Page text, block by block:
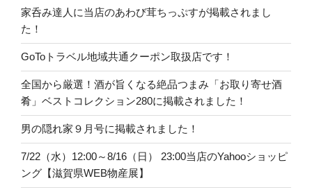
家呑み達人に当店のあわび茸ちっぷすが掲載されまし
た！
GoToトラベル地域共通クーポン取扱店です！
全国から厳選！酒が旨くなる絶品つまみ「お取り寄せ酒
肴」ベストコレクション280に掲載されました！
男の隠れ家９月号に掲載されました！
7/22（水）12:00～8/16（日） 23:00当店のYahooショッピ
ング【滋賀県WEB物産展】